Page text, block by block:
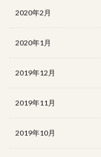
2020年2月
2020年1月
2019年12月
2019年11月
2019年10月